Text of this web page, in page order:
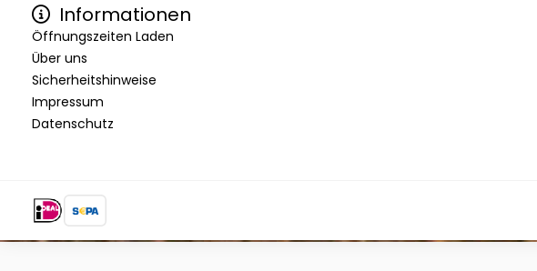
Informationen
Öffnungszeiten Laden
Über uns
Sicherheitshinweise
Impressum
Datenschutz